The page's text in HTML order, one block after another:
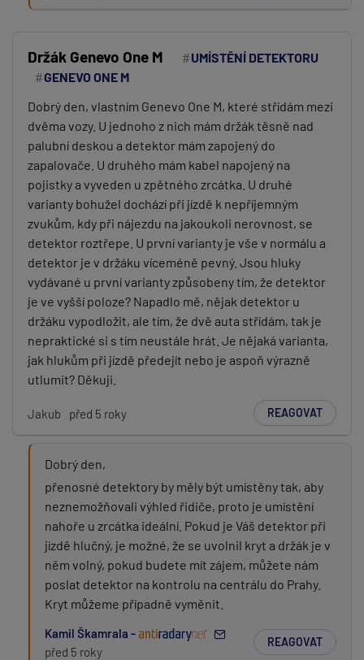
Držák Genevo One M
UMÍSTĚNÍ DETEKTORU
GENEVO ONE M
Dobrý den, vlastním Genevo One M, které střídám mezi
dvěma vozy. U jednoho z nich mám držák těsně nad
palubní deskou a detektor mám zapojený do
zapalovače. U druhého mám kabel napojený na
pojistky a vyveden u zpětného zrcátka. U druhé
varianty bohužel dochází při jízdě k nepříjemným
zvukům, kdy při nájezdu na jakoukoli nerovnost, se
detektor roztřepe. U první varianty je vše v normálu a
detektor je v držáku víceméně pevný. Jsou hluky
vydávané u první varianty způsobeny tím, že detektor
je ve vyšší poloze? Napadlo mě, nějak detektor u
držáku vypodložit, ale tím, že dvě auta střídám, tak je
nepraktické si s tím neustále hrát. Je nějaká varianta,
jak hlukům při jízdě předejít nebo je aspoň výrazně
utlumit? Děkuji.
Jakub před 5 roky REAGOVAT
Dobrý den,
přenosné detektory by měly být umístěny tak, aby
neznemožňovali výhled řidiče, proto je umístění
nahoře u zrcátka ideální. Pokud je Váš detektor při
jízdě hlučný, je možné, že se uvolnil kryt a držák je v
něm volný, pokud budete mít zájem, můžete nám
poslat detektor na kontrolu na centrálu do Prahy.
Kryt můžeme případně vyměnit.
Kamil Škamrala -
před 5 roky
REAGOVAT